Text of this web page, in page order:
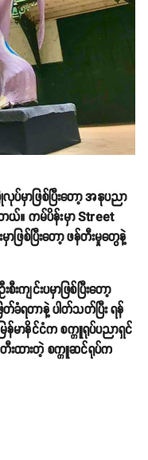
မှာဖြစ်ပြီးတော့ အနုပညာ
ယ်။ ကမ်ပိန်းမှာ Street
ဖြစ်ပြီးတော့ ဖန်တီးမှုတွေနဲ့
ျင်းပမှာဖြစ်ပြီးတော့
ရတာနဲ့ ပါတ်သတ်ပြီး ရန်
ြန်မာနိင်ငံက စက္ကူရုပ်ပညာရှင်
တီးထားတဲ့ စက္ကူဆင်ရုပ်က